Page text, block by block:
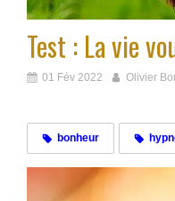
Test : La vie
01 Fév 2022 Olivier
bonheur